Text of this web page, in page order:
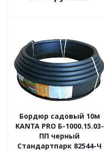
Бордюр садовый 10м
KANTA PRO Б-1000.15.03-
ПП черный
Стандартпарк 82544-Ч